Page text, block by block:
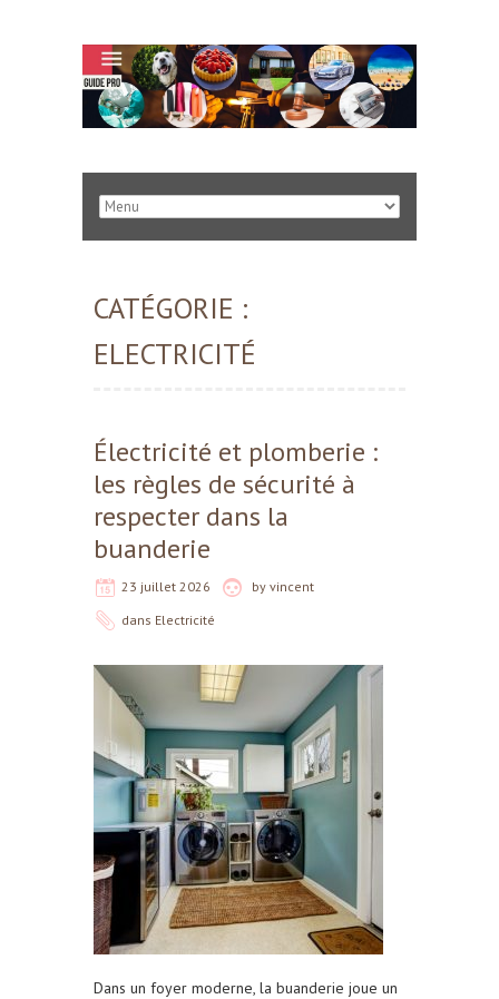
CATÉGORIE :
ELECTRICITÉ
Électricité et plomberie :
les règles de sécurité à
respecter dans la
buanderie
23 juillet 2026 by vincent
dans Electricité
Dans un foyer moderne, la buanderie joue un